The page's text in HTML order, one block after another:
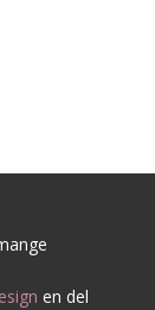
en del